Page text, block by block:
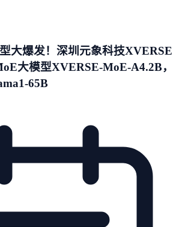
大爆发！深圳元象科技XVERSE
大模型XVERSE-MoE-A4.2B，
65B